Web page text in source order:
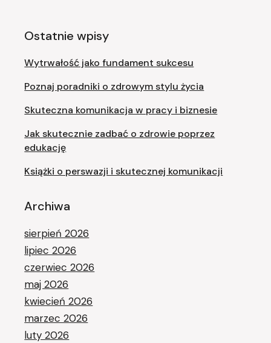
Ostatnie wpisy
Wytrwałość jako fundament sukcesu
Poznaj poradniki o zdrowym stylu życia
Skuteczna komunikacja w pracy i biznesie
Jak skutecznie zadbać o zdrowie poprzez
edukację
Książki o perswazji i skutecznej komunikacji
Archiwa
sierpień 2026
lipiec 2026
czerwiec 2026
maj 2026
kwiecień 2026
marzec 2026
luty 2026